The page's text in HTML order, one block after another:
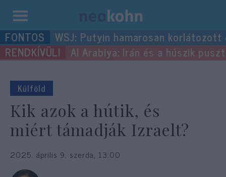
Kilépés
a
tartalomba
WSJ: Putyin hamarosan
Al Arabiya: Irán és a húszik
Külföld
Kik azok a hútik, és
miért támadják Izraelt?
2025. április 9. szerda, 13:00